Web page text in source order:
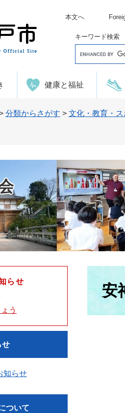
本文へ
キーワード検索
o
e
タ
ム
健康と福祉
分類からさがす > 文化・教育・ス
安
らせ
う
せ
知らせ
ついて